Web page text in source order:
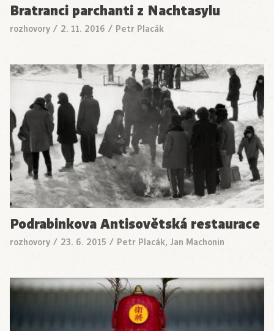
Bratranci parchanti z Nachtasylu
rozhovory / 2. 11. 2016 / Petr Placák
Podrabinkova Antisovětská restaurace
rozhovory / 23. 6. 2015 / Petr Placák, Jan Machonin